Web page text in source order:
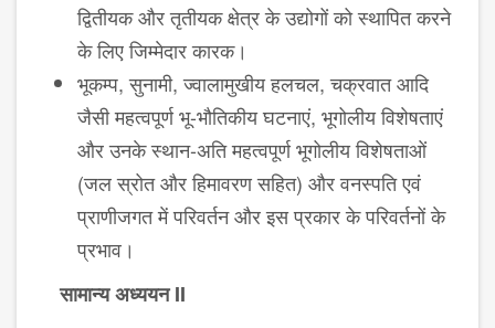
द्वितीयक और तृतीयक क्षेत्र के उद्योगों को स्थापित करने
के लिए जिम्मेदार कारक।
भूकम्प, सुनामी, ज्वालामुखीय हलचल, चक्रवात आदि
जैसी महत्वपूर्ण भू-भौतिकीय घटनाएं, भूगोलीय विशेषताएं
और उनके स्थान-अति महत्वपूर्ण भूगोलीय विशेषताओं
(जल स्रोत और हिमावरण सहित) और वनस्पति एवं
प्राणीजगत में परिवर्तन और इस प्रकार के परिवर्तनों के
प्रभाव।
सामान्य अध्ययन II